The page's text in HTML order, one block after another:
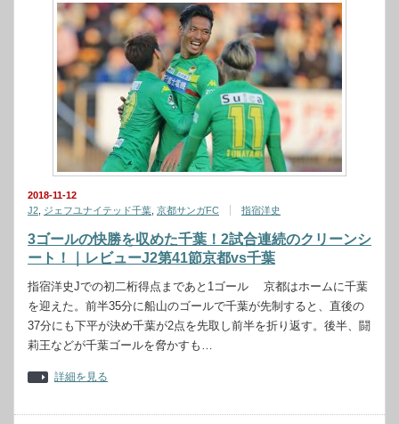
2018-11-12
J2 ジェフユナイテッド千葉 京都サンガFC 指宿洋史
3ゴールの快勝を収めた千葉！2試合連続のクリーンシ
ート！｜レビューJ2第41節京都vs千葉
指宿洋史Jでの初二桁得点まであと1ゴール 京都はホームに千葉
を迎えた。前半35分に船山のゴールで千葉が先制すると、直後の
37分にも下平が決め千葉が2点を先取し前半を折り返す。後半、闘
莉王などが千葉ゴールを脅かすも…
詳細を見る